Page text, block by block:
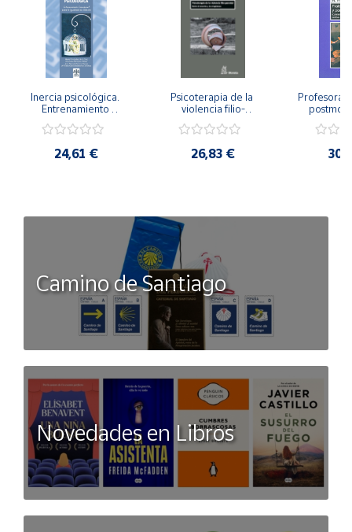
Inercia psicológica.
Entrenamiento
Igualdad de Género.
24,61 €
Psicoterapia de la
violencia filio-
secreto y la
26,83 €
Camino de Santiago
Novedades en Libros